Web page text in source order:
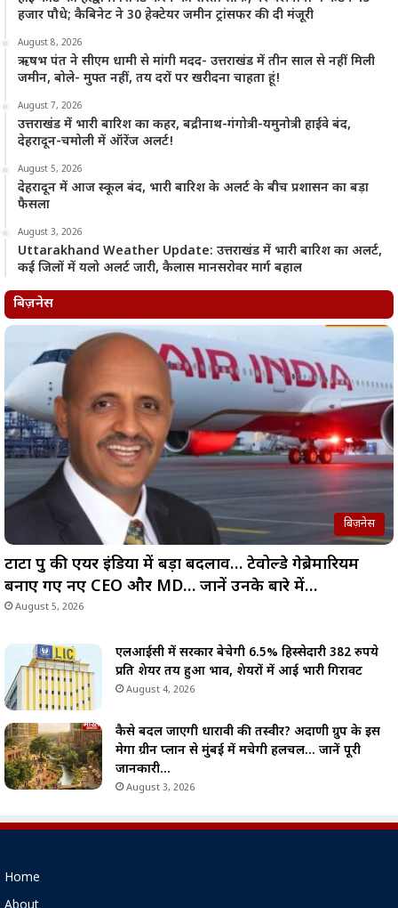
हजार पौधे; कैबिनेट ने 30 हेक्टेयर जमीन ट्रांसफर की दी मंजूरी
August 8, 2026
ऋषभ पंत ने सीएम धामी से मांगी मदद- उत्तराखंड में तीन साल से नहीं मिली
जमीन, बोले- मुफ्त नहीं, तय दरों पर खरीदना चाहता हूं!
August 7, 2026
उत्तराखंड में भारी बारिश का कहर, बद्रीनाथ-गंगोत्री-यमुनोत्री हाईवे बंद,
देहरादून-चमोली में ऑरेंज अलर्ट!
August 5, 2026
देहरादून में आज स्कूल बंद, भारी बारिश के अलर्ट के बीच प्रशासन का बड़ा
फैसला
August 3, 2026
Uttarakhand Weather Update: उत्तराखंड में भारी बारिश का अलर्ट,
कई जिलों में यलो अलर्ट जारी, कैलास मानसरोवर मार्ग बहाल
बिज़नेस
बिज़नेस
टाटा ग्रुप की एयर इंडिया में बड़ा बदलाव… टेवोल्डे गेब्रेमारियम
बनाए गए नए CEO और MD… जानें उनके बारे में…
August 5, 2026
एलआईसी में सरकार बेचेगी 6.5% हिस्सेदारी 382 रुपये
प्रति शेयर तय हुआ भाव, शेयरों में आई भारी गिरावट
August 4, 2026
कैसे बदल जाएगी धारावी की तस्वीर? अदाणी ग्रुप के इस
मेगा ग्रीन प्लान से मुंबई में मचेगी हलचल… जानें पूरी
जानकारी…
August 3, 2026
Home